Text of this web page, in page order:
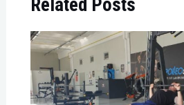
Related Posts